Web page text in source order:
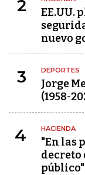
2
EE.UU.
nuevo
3 DEPORTES
Jorge
(1958-
4 HACIENDA
"En las
decreto
público"